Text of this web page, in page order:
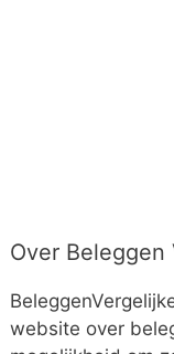
Over Beleggen
website over